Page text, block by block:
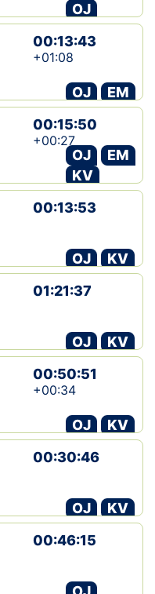
OJ
00:13:43
+01:08
OJ
EM
00:15:50
+00:27
OJ
EM
KV
00:13:53
OJ
KV
01:21:37
OJ
KV
00:50:51
+00:34
OJ
KV
00:30:46
OJ
KV
00:46:15